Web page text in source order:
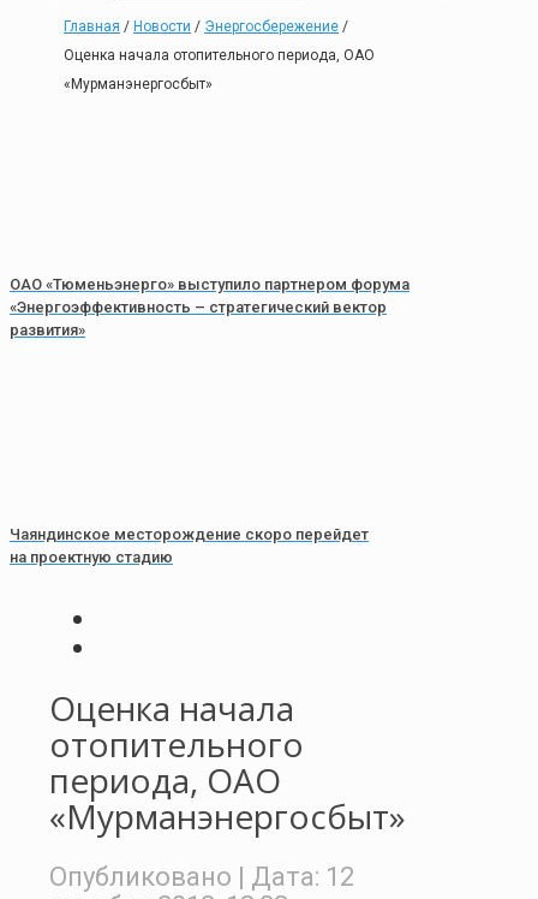
Главная / Новости / Энергосбережение /
Оценка начала отопительного периода, ОАО
«Мурманэнергосбыт»
ОАО «Тюменьэнерго» выступило партнером форума
«Энергоэффективность – стратегический вектор
развития»
Чаяндинское месторождение скоро перейдет
на проектную стадию
Оценка начала
отопительного
периода, ОАО
«Мурманэнергосбыт»
Опубликовано | Дата: 12